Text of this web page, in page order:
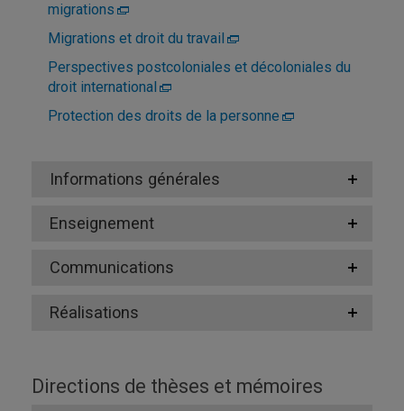
migrations
Migrations et droit du travail
Perspectives postcoloniales et décoloniales du
droit international
Protection des droits de la personne
Informations générales
Enseignement
Communications
Réalisations
Directions de thèses et mémoires